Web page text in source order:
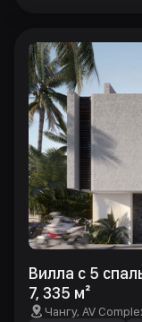
Вилла с 5
7, 335 м²
Чангу, AV